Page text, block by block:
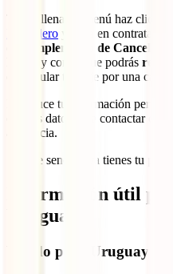
Tras rellenar el menú haz clic
Mochilero y clica en contratar.
Complemento de
hablar y con el que podrás
que anular tu viaje por una
Introduce tu información
con los datos para contactar
asistencia.
¡Así de sencillo ya tienes tu
Información útil
Uruguay
Visado para Uruguay